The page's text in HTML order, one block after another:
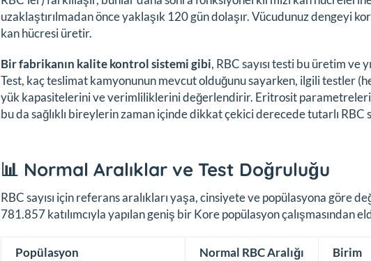
uzaklaştırılmadan önce yaklaşık 120 gün dolaşır. Vücudunuz dengeyi
kan hücresi üretir.
Bir fabrikanın kalite kontrol sistemi gibi, RBC sayısı testi bu üretim ve
Test, kaç teslimat kamyonunun mevcut olduğunu sayarken, ilgili testler
yük kapasitelerini ve verimliliklerini değerlendirir. Eritrosit parametreleri
bu da sağlıklı bireylerin zaman içinde dikkat çekici derecede tutarlı RBC
📊 Normal Aralıklar ve Test Doğruluğu
RBC sayısı için referans aralıkları yaşa, cinsiyete ve popülasyona göre
781.857 katılımcıyla yapılan geniş bir Kore popülasyon çalışmasından
Popülasyon Normal RBC Aralığı Birim